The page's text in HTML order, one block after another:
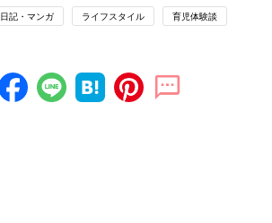
日記・マンガ ライフスタイル 育児体験談